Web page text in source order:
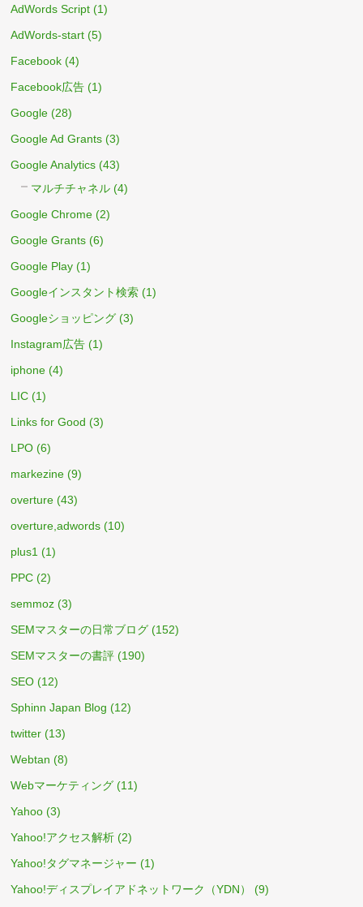
AdWords Script (1)
AdWords-start (5)
Facebook (4)
Facebook広告 (1)
Google (28)
Google Ad Grants (3)
Google Analytics (43)
マルチチャネル (4)
Google Chrome (2)
Google Grants (6)
Google Play (1)
Googleインスタント検索 (1)
Googleショッピング (3)
Instagram広告 (1)
iphone (4)
LIC (1)
Links for Good (3)
LPO (6)
markezine (9)
overture (43)
overture,adwords (10)
plus1 (1)
PPC (2)
semmoz (3)
SEMマスターの日常ブログ (152)
SEMマスターの書評 (190)
SEO (12)
Sphinn Japan Blog (12)
twitter (13)
Webtan (8)
Webマーケティング (11)
Yahoo (3)
Yahoo!アクセス解析 (2)
Yahoo!タグマネージャー (1)
Yahoo!ディスプレイアドネットワーク（YDN）
(9)